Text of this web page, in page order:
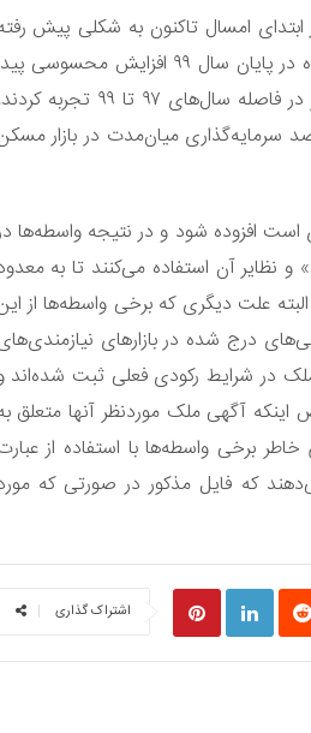
امسال تاکنون به شکلی پیش
که عملا قیمت مسکن در اغلب مناطق نسبت به قیمت‌های قطعی معاملات انجام شده در پایان سال ۹۹ افزایش
نکرده است. ثبات نسبی قیمت در مقایسه با تلاطمی که بازیگران بازار مسکن پیش‌تر در فاصله سال‌های ۹۷ تا ۹۹
سرمایه‌گذاری میان‌مدت در بازار
افزوده شود و در نتیجه واسطه‌ها
همچون «فروشنده واقعی» یا «۱۰۰ درصد فروشنده» و نظایر آن استفاده می‌کنند تا به
علت دیگری که برخی واسطه‌ها از
درج شده در بازارهای
ملک در شرایط رکودی فعلی ثبت شده‌اند
آگهی ملک موردنظر آنها متعلق
برخی واسطه‌ها با استفاده از
که فایل مذکور در صورتی که
اشتراک گذاری